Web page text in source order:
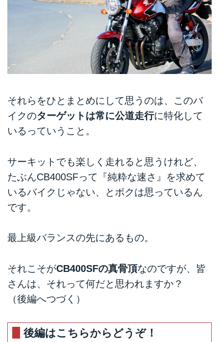
それらをひとまとめにして思うのは、このバ
イクのターゲットは常に公道走行に特化して
いるっていうこと。
サーキットでも楽しく走れると思うけれど、
たぶんCB400SFって『純粋な速さ』を求めて
いるバイクじゃない、とボクは思っているん
です。
最上級バランスの先にあるもの。
それこそがCB400SFの真骨頂なのですが、皆
さんは、それって何だと思われますか？
（後編へつづく）
後編はこちらからどうぞ！